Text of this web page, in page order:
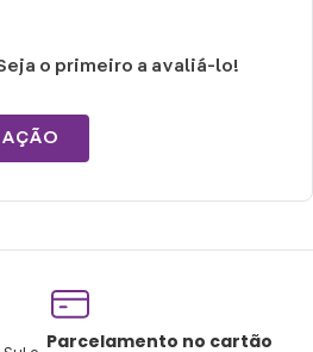
nem a lava-
podem trincar ou
pois trata-se de um
o primeiro a avaliá-lo!
Parcelamento no cartão